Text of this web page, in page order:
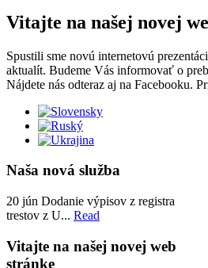
Vitajte na našej novej
Spustili sme novú internetovú
aktualít. Budeme Vás informovať o
Nájdete nás odteraz aj na Facebooku.
Naša nová služba
20 jún Dodanie výpisov z registra
trestov z U... Read
Vitajte na našej novej web
stránke